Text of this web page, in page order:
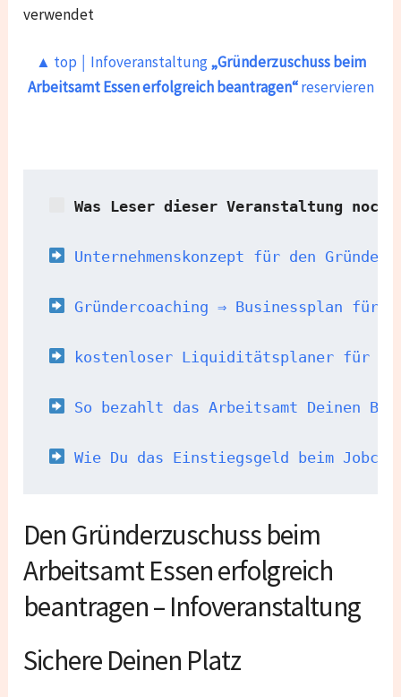
verwendet
▲ top ￨ Infoveranstaltung„Gründerzuschuss beim
Arbeitsamt Essenerfolgreich beantragen“reservieren
Was Leser dieser Veranstaltung
Unternehmenskonzept für den
Gründercoaching ⇒ Businessplan für
kostenloser Liquiditätsplaner für
So bezahlt das Arbeitsamt Deinen
Wie Du das Einstiegsgeld beim
Den Gründerzuschuss beim
Arbeitsamt Essen erfolgreich
beantragen – Infoveranstaltung
Sichere Deinen Platz